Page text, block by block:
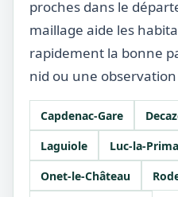
proches dans le
maillage aide les
rapidement la bonne
nid ou une
Capdenac-Gare
Laguiole
Luc-la-
Onet-le-Château